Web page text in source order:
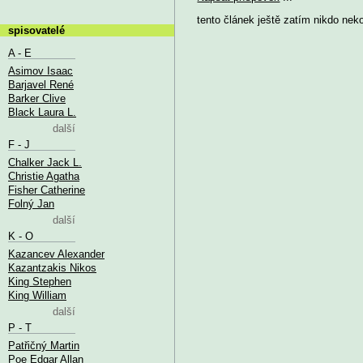
tento článek ještě zatím nikdo
spisovatelé
A - E
Asimov Isaac
Barjavel René
Barker Clive
Black Laura L.
další
F - J
Chalker Jack L.
Christie Agatha
Fisher Catherine
Folný Jan
další
K - O
Kazancev Alexander
Kazantzakis Nikos
King Stephen
King William
další
P - T
Patřičný Martin
Poe Edgar Allan